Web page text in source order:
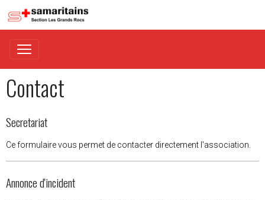
Contact
Secretariat
Ce formulaire vous permet de contacter directement l'association.
Annonce d'incident